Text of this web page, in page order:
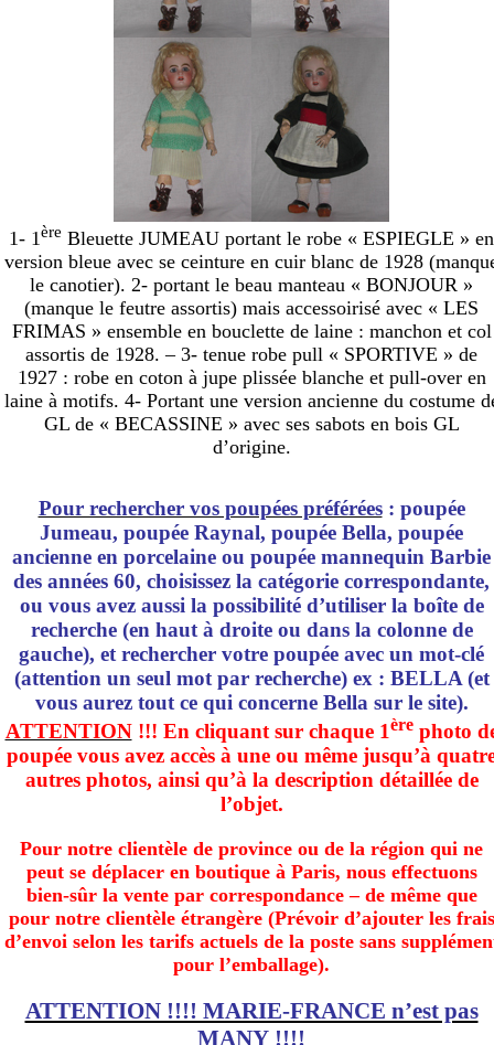
1- 1ère Bleuette JUMEAU portant le robe « ESPIEGLE » en
version bleue avec se ceinture en cuir blanc de 1928
le canotier). 2- portant le beau manteau « BONJOUR »
(manque le feutre assortis) mais accessoirisé avec « LES
FRIMAS » ensemble en bouclette de laine : manchon et col
assortis de 1928. – 3- tenue robe pull « SPORTIVE » de
1927 : robe en coton à jupe plissée blanche et pull-over en
laine à motifs. 4- Portant une version ancienne du costume
GL de « BECASSINE » avec ses sabots en bois GL
d’origine.
Pour rechercher vos poupées préférées: poupée
Jumeau, poupée Raynal, poupée Bella, poupée
ancienne en porcelaine ou poupée mannequin Barbie
des années 60, choisissez la catégorie correspondante,
ou vous avez aussi la possibilité d’utiliser la boîte de
recherche (en haut à droite ou dans la colonne de
gauche), et rechercher votre poupée avec un mot-clé
(attention un seul mot par recherche) ex : BELLA (et
vous aurez tout ce qui concerne Bella sur le site).
ATTENTION!!! En cliquant sur chaque 1èrephoto
poupée vous avez accès à une ou même jusqu’à
autres photos, ainsi qu’à la description détaillée de
l’objet.
Pour notre clientèle de province ou de la région qui ne
peut se déplacer en boutique à Paris, nous effectuons
bien-sûr la vente par correspondance – de même que
pour notre clientèle étrangère (Prévoir d’ajouter les frais
d’envoi selon les tarifs actuels de la poste sans
pour l’emballage).
ATTENTION !!!! MARIE-FRANCE n’est pas
MANY !!!!